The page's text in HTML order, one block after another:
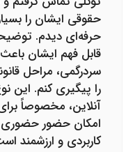
حقوقی ایشان را
حرفه‌ای دیدم.
قابل فهم ایشان
سردرگمی، مراحل
را پیگیری کنم. این
آنلاین، مخصوصاً
امکان حضور حضوری
کاربردی و ارزشمند